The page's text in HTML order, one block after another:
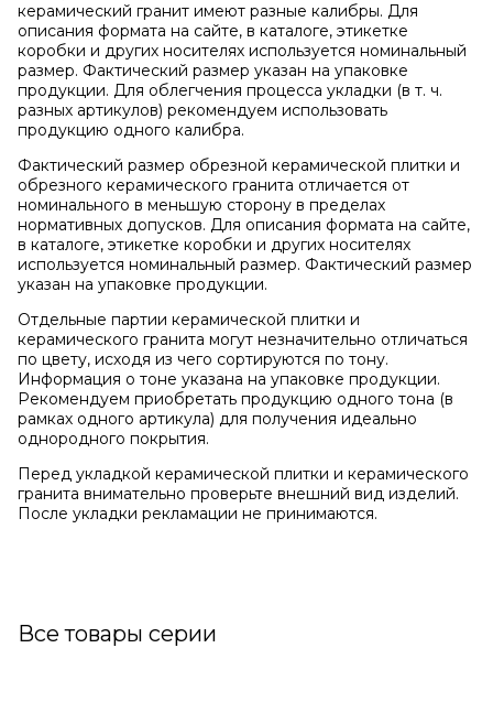
керамический гранит имеют разные калибры. Для
описания формата на сайте, в каталоге, этикетке
коробки и других носителях используется номинальный
размер. Фактический размер указан на упаковке
продукции. Для облегчения процесса укладки (в т. ч.
разных артикулов) рекомендуем использовать
продукцию одного калибра.
Фактический размер обрезной керамической плитки и
обрезного керамического гранита отличается от
номинального в меньшую сторону в пределах
нормативных допусков. Для описания формата на сайте,
в каталоге, этикетке коробки и других носителях
используется номинальный размер. Фактический размер
указан на упаковке продукции.
Отдельные партии керамической плитки и
керамического гранита могут незначительно отличаться
по цвету, исходя из чего сортируются по тону.
Информация о тоне указана на упаковке продукции.
Рекомендуем приобретать продукцию одного тона (в
рамках одного артикула) для получения идеально
однородного покрытия.
Перед укладкой керамической плитки и керамического
гранита внимательно проверьте внешний вид изделий.
После укладки рекламации не принимаются.
Все товары серии